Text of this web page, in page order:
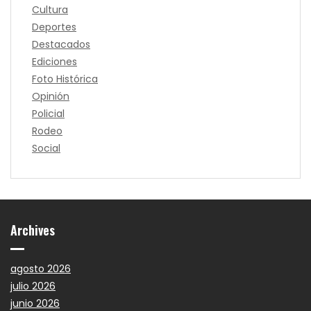
Cultura
Deportes
Destacados
Ediciones
Foto Histórica
Opinión
Policial
Rodeo
Social
Archives
agosto 2026
julio 2026
junio 2026